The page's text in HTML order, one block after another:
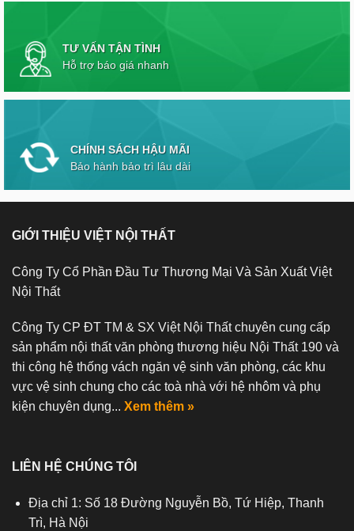
TƯ VẤN TẬN TÌNH
Hỗ trợ báo giá nhanh
CHÍNH SÁCH HẬU MÃI
Bảo hành bảo trì lâu dài
GIỚI THIỆU VIỆT NỘI THẤT
Công Ty Cổ Phần Đầu Tư Thương Mại Và Sản Xuất Việt
Nội Thất
Công Ty CP ĐT TM & SX Việt Nội Thất chuyên cung cấp
sản phẩm nội thất văn phòng thương hiệu Nội Thất 190 và
thi công hệ thống vách ngăn vệ sinh văn phòng, các khu
vực vệ sinh chung cho các toà nhà với hệ nhôm và phụ
kiện chuyên dụng... Xem thêm »
LIÊN HỆ CHÚNG TÔI
Địa chỉ 1: Số 18 Đường Nguyễn Bồ, Tứ Hiệp, Thanh
Trì, Hà Nội